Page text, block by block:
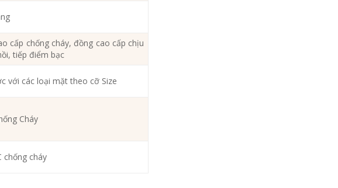
cấp chống cháy, đồng cao cấp chịu
tiếp điểm bạc
với các loại mặt theo cỡ Size
Cháy
chống cháy